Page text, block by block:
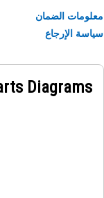
and
electrical
under the
الضمان
الإرجاع
Diagrams